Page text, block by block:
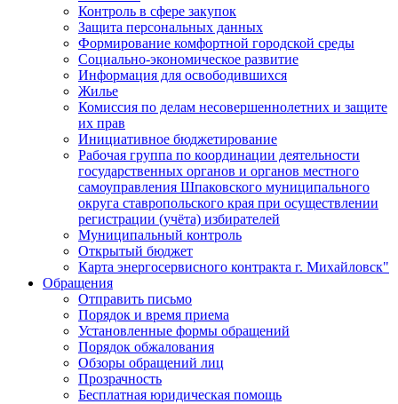
Контроль в сфере закупок
Защита персональных данных
Формирование комфортной городской среды
Социально-экономическое развитие
Информация для освободившихся
Жилье
Комиссия по делам несовершеннолетних и защите
их прав
Инициативное бюджетирование
Рабочая группа по координации деятельности
государственных органов и органов местного
самоуправления Шпаковского муниципального
округа ставропольского края при осуществлении
регистрации (учёта) избирателей
Муниципальный контроль
Открытый бюджет
Карта энергосервисного контракта г. Михайловск"
Обращения
Отправить письмо
Порядок и время приема
Установленные формы обращений
Порядок обжалования
Обзоры обращений лиц
Прозрачность
Бесплатная юридическая помощь